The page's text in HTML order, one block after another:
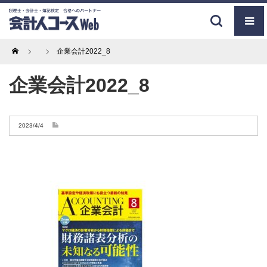
Home 企業会計2022_8
企業会計2022_8
2023/4/4